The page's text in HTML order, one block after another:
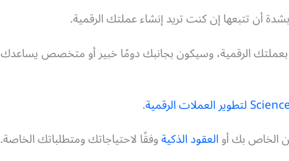
أن تتبعها إن كنت تريد إنشاء عملتك الرقمية.
الرقمية، وسيكون بجانبك دومًا خبير أو متخصص يساعدك
.
الخاص بك أوالعقود الذكيةوفقًا لاحتياجاتك ومتطلباتك الخاصة.